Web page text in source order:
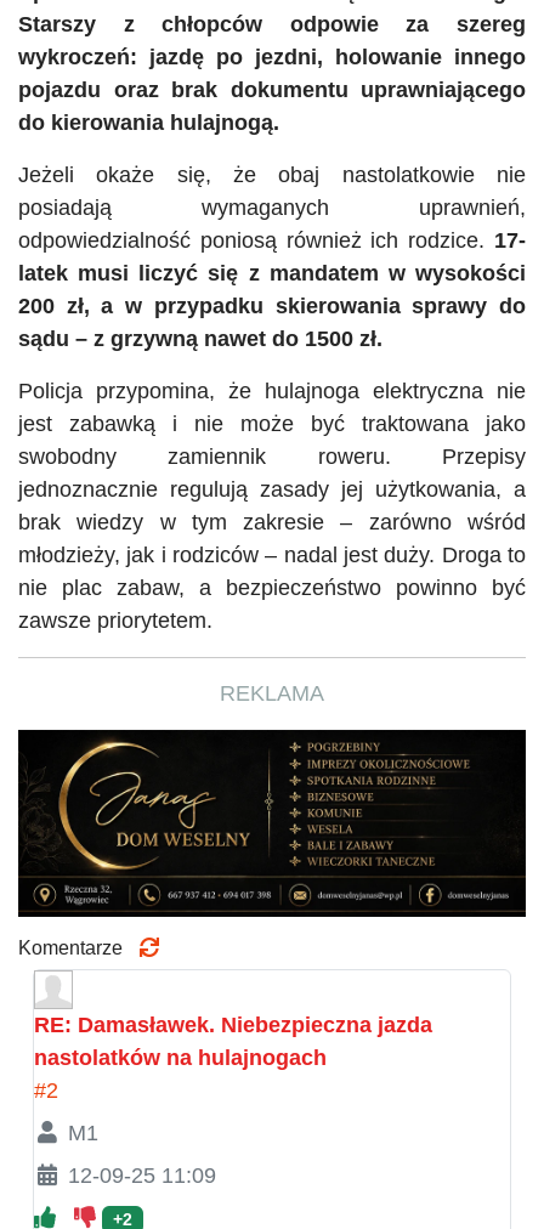
Starszy z chłopców odpowie za szereg
wykroczeń: jazdę po jezdni, holowanie innego
pojazdu oraz brak dokumentu uprawniającego
do kierowania hulajnogą.
Jeżeli okaże się, że obaj nastolatkowie nie
posiadają wymaganych uprawnień,
odpowiedzialność poniosą również ich rodzice. 17-
latek musi liczyć się z mandatem w wysokości
200 zł, a w przypadku skierowania sprawy do
sądu – z grzywną nawet do 1500 zł.
Policja przypomina, że hulajnoga elektryczna nie
jest zabawką i nie może być traktowana jako
swobodny zamiennik roweru. Przepisy
jednoznacznie regulują zasady jej użytkowania, a
brak wiedzy w tym zakresie – zarówno wśród
młodzieży, jak i rodziców – nadal jest duży. Droga to
nie plac zabaw, a bezpieczeństwo powinno być
zawsze priorytetem.
REKLAMA
Komentarze
RE: Damasławek. Niebezpieczna jazda
nastolatków na hulajnogach
#2
M1
12-09-25 11:09
+2